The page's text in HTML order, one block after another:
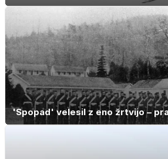
'Spopad' velesil z eno žrtvijo –